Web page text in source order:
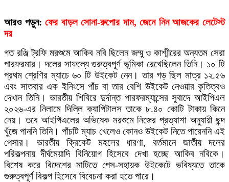
আরও পড়ুন:ফের বাড়ল সোনা-রুপোর দাম, জেনে নিন আজকের লেটেস্ট
দর
গত রঞ্জি ট্রফি মরশুমে আকিব নবি ছিলেন জম্মু ও কাশ্মীরের অন্যতম সেরা
পারফরমার। দলের সাফল্যে গুরুত্বপূর্ণ ভূমিকা রেখেছিলেন তিনি। ১০ টি
প্রথম শ্রেণির ম্যাচে ৬০ টি উইকেট নেন। তার গড় ছিল মাত্র ১২.৫৬
এবং সাতবার এক ইনিংসে পাঁচ বা তার বেশি উইকেট নেওয়ার কৃতিত্বও
দেখান তিনি। ভারতীয় শিবিরে দুর্দান্ত পারফরম্যান্সের সুবাদে আইপিএল
২০২৬-এর নিলামে দিল্লি ক্যাপিটালস তাকে ৮.৪০ কোটি টাকায় কিনে
নেয়। তবে আইপিএলের অভিষেক মরশুমে নিজের প্রত্যাশা অনুযায়ী ছন্দ
খুঁজে পাননি তিনি। পাঁচটি ম্যাচ খেলেও কোনও উইকেট নিতে পারেননি এই
পেসার। ভারতীয় ক্রিকেট মহলের ধারণা, বর্তমানে জাতীয় দলের
পরিকল্পনায় দীর্ঘমেয়াদি বিনিয়োগ হিসেবে দেখা হচ্ছে আকিব নবিকে।
বিশেষ করে বিদেশের মাটিতে পেস-সহায়ক উইকেটে ভবিষ্যতে তাকে
গুরুত্বপূর্ণ বিকল্প হিসেবে বিবেচনা করা হতে পারে।